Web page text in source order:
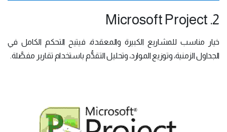
2. Microsoft Project
خيار مناسب للمشاريع الكبيرة والمعقدة، فيتيح التحكم الكامل في
الجداول الزمنية، وتوزيع الموارد، وتحليل التقدُّم باستخدام تقارير مفصَّلة.